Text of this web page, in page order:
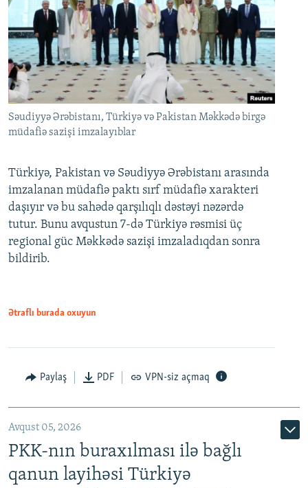
Səudiyyə Ərəbistanı, Türkiyə və Pakistan Məkkədə birgə
müdafiə sazişi imzalayıblar
Türkiyə, Pakistan və Səudiyyə Ərəbistanı arasında
imzalanan müdafiə paktı sırf müdafiə xarakteri
daşıyır və bu sahədə qarşılıqlı dəstəyi nəzərdə
tutur. Bunu avqustun 7-də Türkiyə rəsmisi üç
regional güc Məkkədə sazişi imzaladıqdan sonra
bildirib.
Ətraflı burada oxuyun
Paylaş PDF VPN-siz açmaq
Avqust 05, 2026
PKK-nın buraxılması ilə bağlı
qanun layihəsi Türkiyə